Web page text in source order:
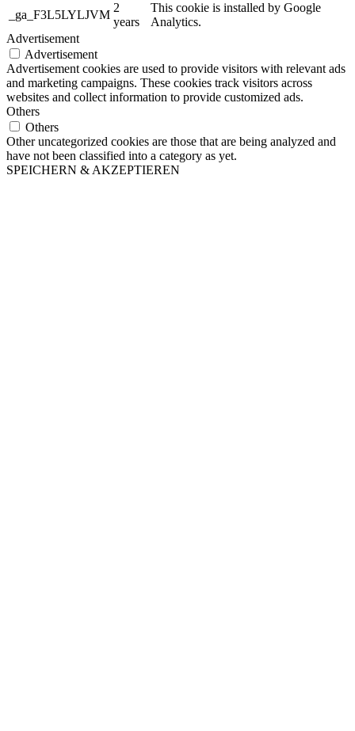
_ga_F3L5LYLJVM
2
years
This cookie is installed by Google
Analytics.
Advertisement
Advertisement
Advertisement cookies are used to provide visitors with relevant ads
and marketing campaigns. These cookies track visitors across
websites and collect information to provide customized ads.
Others
Others
Other uncategorized cookies are those that are being analyzed and
have not been classified into a category as yet.
SPEICHERN & AKZEPTIEREN